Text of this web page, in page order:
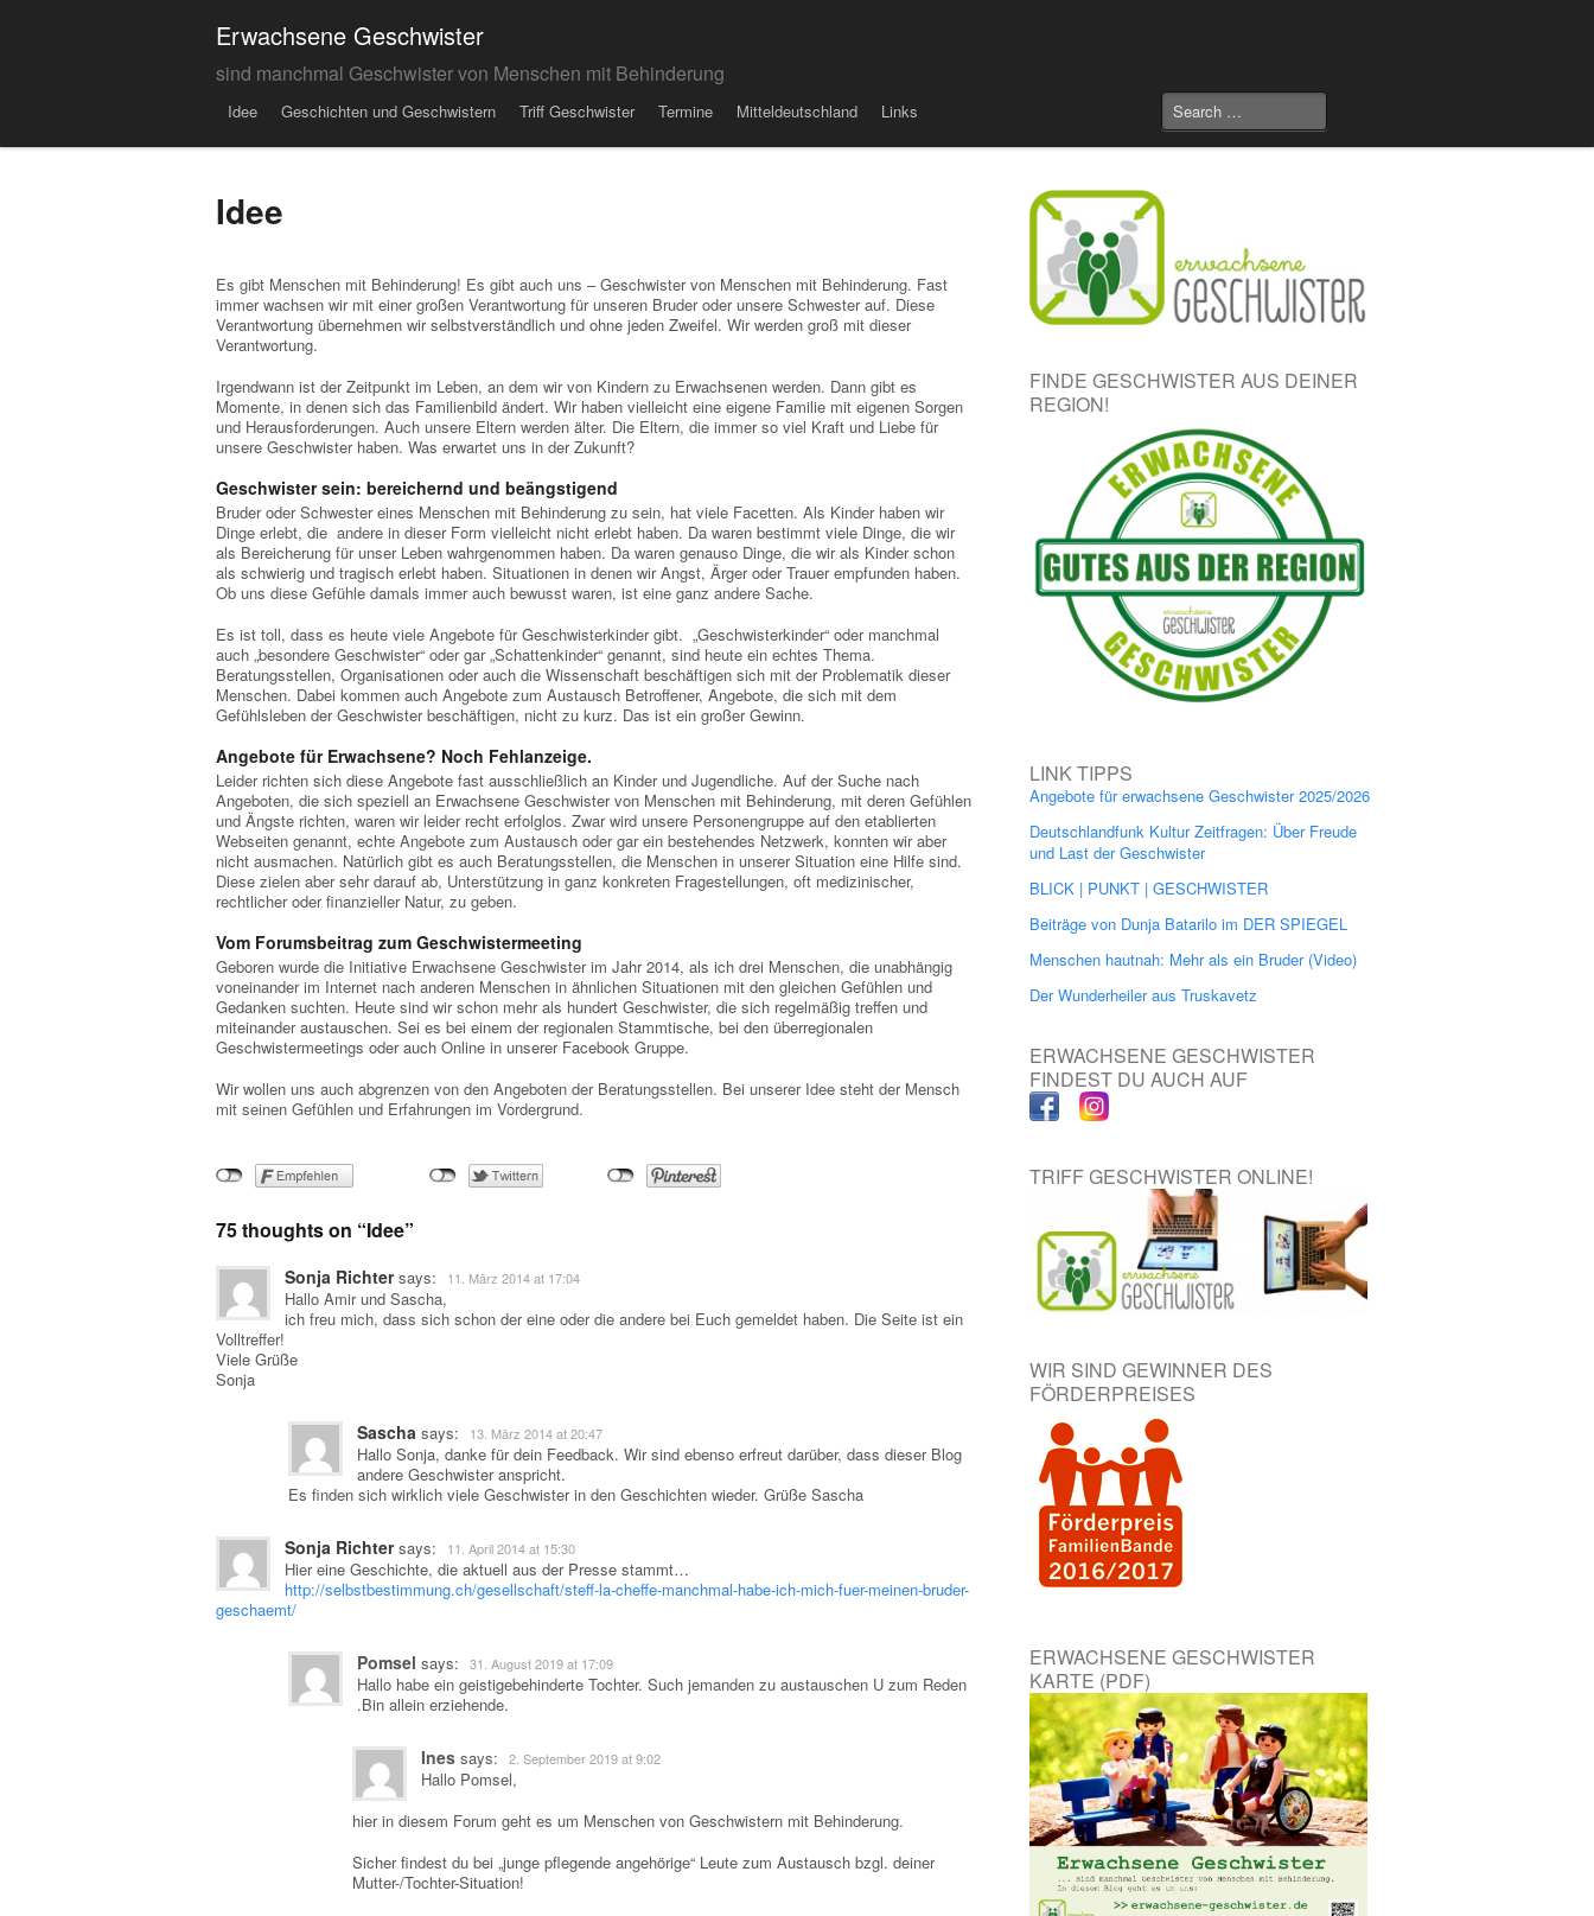
Erwachsene Geschwister
sind manchmal Geschwister von Menschen mit Behinderung
Menu
Idee Geschichten und Geschwistern Triff Geschwister Termine Mitteldeutschland Links
Idee
Es gibt Menschen mit Behinderung! Es gibt auch uns – Geschwister von Menschen mit Behinderung. Fast
immer wachsen wir mit einer großen Verantwortung für unseren Bruder oder unsere Schwester auf. Diese
Verantwortung übernehmen wir selbstverständlich und ohne jeden Zweifel. Wir werden groß mit dieser
Verantwortung.
Irgendwann ist der Zeitpunkt im Leben, an dem wir von Kindern zu Erwachsenen werden. Dann gibt es
Momente, in denen sich das Familienbild ändert. Wir haben vielleicht eine eigene Familie mit eigenen Sorgen
und Herausforderungen. Auch unsere Eltern werden älter. Die Eltern, die immer so viel Kraft und Liebe für
unsere Geschwister haben. Was erwartet uns in der Zukunft?
Geschwister sein: bereichernd und beängstigend
Bruder oder Schwester eines Menschen mit Behinderung zu sein, hat viele Facetten. Als Kinder haben wir
Dinge erlebt, die andere in dieser Form vielleicht nicht erlebt haben. Da waren bestimmt viele Dinge, die wir
als Bereicherung für unser Leben wahrgenommen haben. Da waren genauso Dinge, die wir als Kinder schon
als schwierig und tragisch erlebt haben. Situationen in denen wir Angst, Ärger oder Trauer empfunden haben.
Ob uns diese Gefühle damals immer auch bewusst waren, ist eine ganz andere Sache.
Es ist toll, dass es heute viele Angebote für Geschwisterkinder gibt. „Geschwisterkinder“ oder manchmal
auch „besondere Geschwister“ oder gar „Schattenkinder“ genannt, sind heute ein echtes Thema.
Beratungsstellen, Organisationen oder auch die Wissenschaft beschäftigen sich mit der Problematik dieser
Menschen. Dabei kommen auch Angebote zum Austausch Betroffener, Angebote, die sich mit dem
Gefühlsleben der Geschwister beschäftigen, nicht zu kurz. Das ist ein großer Gewinn.
Angebote für Erwachsene? Noch Fehlanzeige.
Leider richten sich diese Angebote fast ausschließlich an Kinder und Jugendliche. Auf der Suche nach
Angeboten, die sich speziell an Erwachsene Geschwister von Menschen mit Behinderung, mit deren Gefühlen
und Ängste richten, waren wir leider recht erfolglos. Zwar wird unsere Personengruppe auf den etablierten
Webseiten genannt, echte Angebote zum Austausch oder gar ein bestehendes Netzwerk, konnten wir aber
nicht ausmachen. Natürlich gibt es auch Beratungsstellen, die Menschen in unserer Situation eine Hilfe sind.
Diese zielen aber sehr darauf ab, Unterstützung in ganz konkreten Fragestellungen, oft medizinischer,
rechtlicher oder finanzieller Natur, zu geben.
Vom Forumsbeitrag zum Geschwistermeeting
Geboren wurde die Initiative Erwachsene Geschwister im Jahr 2014, als ich drei Menschen, die unabhängig
voneinander im Internet nach anderen Menschen in ähnlichen Situationen mit den gleichen Gefühlen und
Gedanken suchten. Heute sind wir schon mehr als hundert Geschwister, die sich regelmäßig treffen und
miteinander austauschen. Sei es bei einem der regionalen Stammtische, bei den überregionalen
Geschwistermeetings oder auch Online in unserer Facebook Gruppe.
Wir wollen uns auch abgrenzen von den Angeboten der Beratungsstellen. Bei unserer Idee steht der Mensch
mit seinen Gefühlen und Erfahrungen im Vordergrund.
75 thoughts on “Idee”
Sonja Richter says: 11. März 2014 at 17:04
Hallo Amir und Sascha,
ich freu mich, dass sich schon der eine oder die andere bei Euch gemeldet haben. Die Seite ist ein
Volltreffer!
Viele Grüße
Sonja
Sascha says: 13. März 2014 at 20:47
Hallo Sonja, danke für dein Feedback. Wir sind ebenso erfreut darüber, dass dieser Blog
andere Geschwister anspricht.
Es finden sich wirklich viele Geschwister in den Geschichten wieder. Grüße Sascha
Sonja Richter says: 11. April 2014 at 15:30
Hier eine Geschichte, die aktuell aus der Presse stammt…
http://selbstbestimmung.ch/gesellschaft/steff-la-cheffe-manchmal-habe-ich-mich-fuer-meinen-bruder-
geschaemt/
Pomsel says: 31. August 2019 at 17:09
Hallo habe ein geistigebehinderte Tochter. Such jemanden zu austauschen U zum Reden
.Bin allein erziehende.
Ines says: 2. September 2019 at 9:02
Hallo Pomsel,
hier in diesem Forum geht es um Menschen von Geschwistern mit Behinderung.
Sicher findest du bei „junge pflegende angehörige“ Leute zum Austausch bzgl. deiner
Mutter-/Tochter-Situation!
FINDE GESCHWISTER AUS DEINER
REGION!
LINK TIPPS
Angebote für erwachsene Geschwister 2025/2026
Deutschlandfunk Kultur Zeitfragen: Über Freude
und Last der Geschwister
BLICK | PUNKT | GESCHWISTER
Beiträge von Dunja Batarilo im DER SPIEGEL
Menschen hautnah: Mehr als ein Bruder (Video)
Der Wunderheiler aus Truskavetz
ERWACHSENE GESCHWISTER
FINDEST DU AUCH AUF
TRIFF GESCHWISTER ONLINE!
WIR SIND GEWINNER DES
FÖRDERPREISES
ERWACHSENE GESCHWISTER
KARTE (PDF)